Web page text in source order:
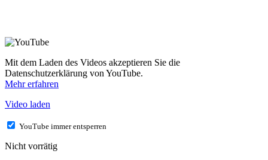
Mit dem Laden des Videos akzeptieren Sie die
Datenschutzerklärung von YouTube.
Mehr erfahren
Video laden
YouTube immer entsperren
Nicht vorrätig